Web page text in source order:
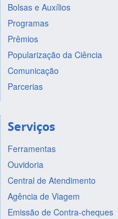
Bolsas e Auxílios
Programas
Prêmios
Popularização da Ciência
Comunicação
Parcerias
Serviços
Ferramentas
Ouvidoria
Central de Atendimento
Agência de Viagem
Emissão de Contra-cheques